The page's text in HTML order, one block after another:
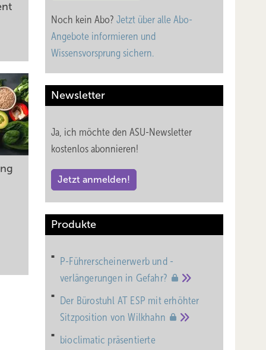
eine
Noch kein Abo? Jetzt über alle Abo-
Angebote informieren und
Wissensvorsprung sichern.
Newsletter
Ja, ich möchte den ASU-Newsletter
kostenlos abonnieren!
Jetzt anmelden!
Produkte
P-Führerscheinerwerb und -
verlängerungen in Gefahr?
Der Bürostuhl AT ESP mit erhöhter
Sitzposition vonWilkhahn
bioclimatic präsentierte